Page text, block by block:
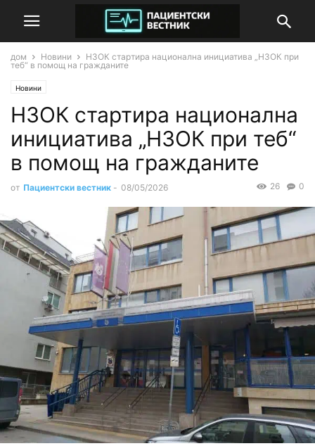
дом Новини
НЗОК стартира национална инициатива „НЗОК при
теб“ в помощ на гражданите
Новини
НЗОК стартира национална
инициатива „НЗОК при теб“
в помощ на гражданите
от Пациентски вестник - 08/05/2026 0
26